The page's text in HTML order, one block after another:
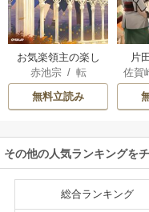
お気楽領主の楽し
い領地防衛
赤池宗/ 転
無料立読み
片
ん
～
術
たち
く
佐賀
その他の人気ランキングを
総合ランキング